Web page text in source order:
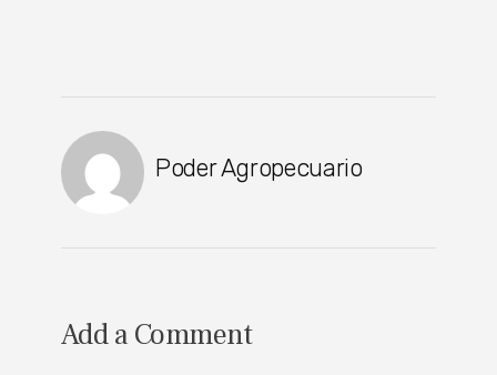
Poder Agropecuario
Add a Comment